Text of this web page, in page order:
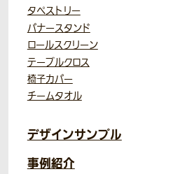
タペストリー
バナースタンド
ロールスクリーン
テーブルクロス
椅子カバー
チームタオル
デザインサンプル
事例紹介